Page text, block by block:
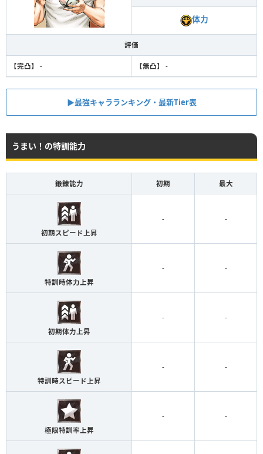
体力
評価
【完凸】 - 【無凸】 -
▶︎最強キャラランキング・最新Tier表
うまい！の特訓能力
鍛錬能力 初期 最大
初期スピード上昇
- -
特訓時体力上昇
- -
初期体力上昇
- -
特訓時スピード上昇
- -
極限特訓率上昇
- -